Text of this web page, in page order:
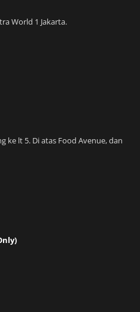
World 1 Jakarta.
ke lt 5. Di atas Food Avenue, dan